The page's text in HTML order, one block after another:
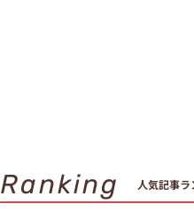
Ranking 人気記事